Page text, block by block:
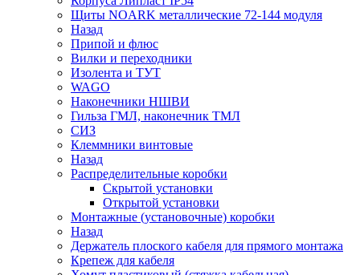
Щиты NOARK металлические 72-144 модуля
Назад
Припой и флюс
Вилки и переходники
Изолента и ТУТ
WAGO
Наконечники НШВИ
Гильза ГМЛ, наконечник ТМЛ
СИЗ
Клеммники винтовые
Назад
Распределительные коробки
Скрытой установки
Открытой установки
Монтажные (установочные) коробки
Назад
Держатель плоского кабеля для прямого монтажа
Крепеж для кабеля